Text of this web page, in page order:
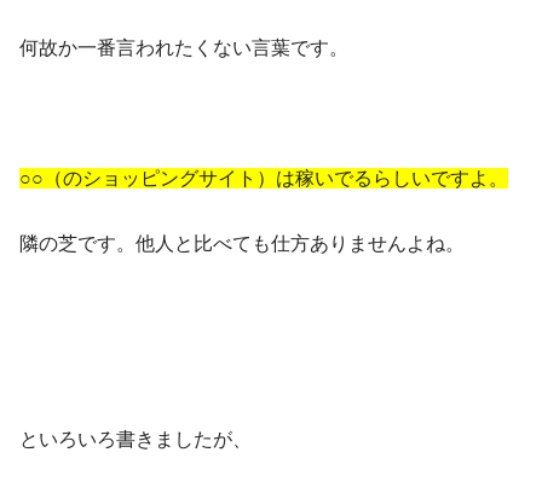
何故か一番言われたくない言葉です。
○○（のショッピングサイト）は稼いでるらしいですよ。
隣の芝です。他人と比べても仕方ありませんよね。
といろいろ書きましたが、